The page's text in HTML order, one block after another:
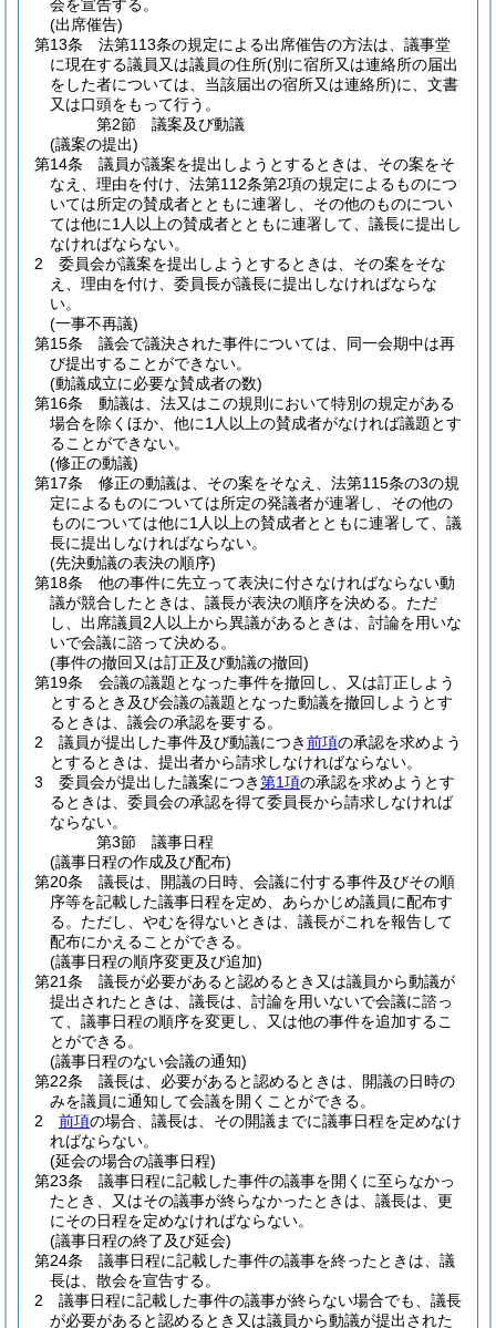
会を宣告する。
(出席催告)
第13条
法第113条の規定による出席催告の方法は、議事堂
に現在する議員又は議員の住所(別に宿所又は連絡所の届出
をした者については、当該届出の宿所又は連絡所)に、文書
又は口頭をもって行う。
第2節
議案及び動議
(議案の提出)
第14条
議員が議案を提出しようとするときは、その案をそ
なえ、理由を付け、法第112条第2項の規定によるものにつ
いては所定の賛成者とともに連署し、その他のものについ
ては他に1人以上の賛成者とともに連署して、議長に提出し
なければならない。
2
委員会が議案を提出しようとするときは、その案をそな
え、理由を付け、委員長が議長に提出しなければならな
い。
(一事不再議)
第15条
議会で議決された事件については、同一会期中は再
び提出することができない。
(動議成立に必要な賛成者の数)
第16条
動議は、法又はこの規則において特別の規定がある
場合を除くほか、他に1人以上の賛成者がなければ議題とす
ることができない。
(修正の動議)
第17条
修正の動議は、その案をそなえ、法第115条の3の規
定によるものについては所定の発議者が連署し、その他の
ものについては他に1人以上の賛成者とともに連署して、議
長に提出しなければならない。
(先決動議の表決の順序)
第18条
他の事件に先立って表決に付さなければならない動
議が競合したときは、議長が表決の順序を決める。 ただ
し、出席議員2人以上から異議があるときは、討論を用いな
いで会議に諮って決める。
(事件の撤回又は訂正及び動議の撤回)
第19条
会議の議題となった事件を撤回し、又は訂正しよう
とするとき及び会議の議題となった動議を撤回しようとす
るときは、議会の承認を要する。
2
議員が提出した事件及び動議につき前項の承認を求めよう
とするときは、提出者から請求しなければならない。
3
委員会が提出した議案につき第1項の承認を求めようとす
るときは、委員会の承認を得て委員長から請求しなければ
ならない。
第3節
議事日程
(議事日程の作成及び配布)
第20条
議長は、開議の日時、会議に付する事件及びその順
序等を記載した議事日程を定め、あらかじめ議員に配布す
る。 ただし、やむを得ないときは、議長がこれを報告して
配布にかえることができる。
(議事日程の順序変更及び追加)
第21条
議長が必要があると認めるとき又は議員から動議が
提出されたときは、議長は、討論を用いないで会議に諮っ
て、議事日程の順序を変更し、又は他の事件を追加するこ
とができる。
(議事日程のない会議の通知)
第22条
議長は、必要があると認めるときは、開議の日時の
みを議員に通知して会議を開くことができる。
2
前項の場合、議長は、その開議までに議事日程を定めなけ
ればならない。
(延会の場合の議事日程)
第23条
議事日程に記載した事件の議事を開くに至らなかっ
たとき、又はその議事が終らなかったときは、議長は、更
にその日程を定めなければならない。
(議事日程の終了及び延会)
第24条
議事日程に記載した事件の議事を終ったときは、議
長は、散会を宣告する。
2
議事日程に記載した事件の議事が終らない場合でも、議長
が必要があると認めるとき又は議員から動議が提出された